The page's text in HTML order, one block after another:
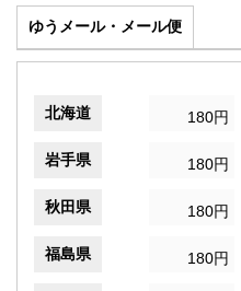
ゆうメール・メール便
北海道 180円
岩手県 180円
秋田県 180円
福島県 180円